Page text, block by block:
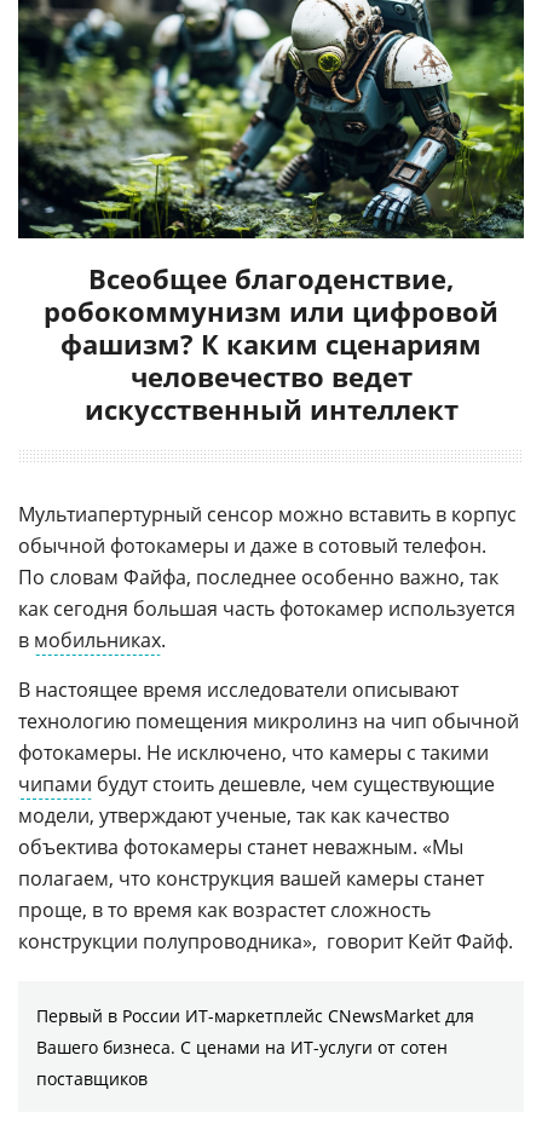
Всеобщее благоденствие,
робокоммунизм или цифровой
фашизм? К каким сценариям
человечество ведет
искусственный интеллект
Мультиапертурный сенсор можно вставить в корпус
обычной фотокамеры и даже в сотовый телефон.
По словам Файфа, последнее особенно важно, так
как сегодня большая часть фотокамер используется
в мобильниках.
В настоящее время исследователи описывают
технологию помещения микролинз на чип обычной
фотокамеры. Не исключено, что камеры с такими
чипами будут стоить дешевле, чем существующие
модели, утверждают ученые, так как качество
объектива фотокамеры станет неважным. «Мы
полагаем, что конструкция вашей камеры станет
проще, в то время как возрастет сложность
конструкции полупроводника»,  говорит Кейт Файф.
Первый в России ИТ-маркетплейс CNewsMarket для
Вашего бизнеса. С ценами на ИТ-услуги от сотен
поставщиков